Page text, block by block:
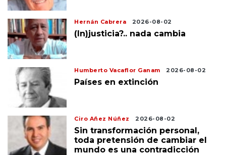
Hernán Cabrera 2026-08-02
(In)justicia?.. nada cambia
Humberto Vacaflor Ganam 2026-08-02
Países en extinción
Ciro Añez Núñez 2026-08-02
Sin transformación personal,
toda pretensión de cambiar el
mundo es una contradicción